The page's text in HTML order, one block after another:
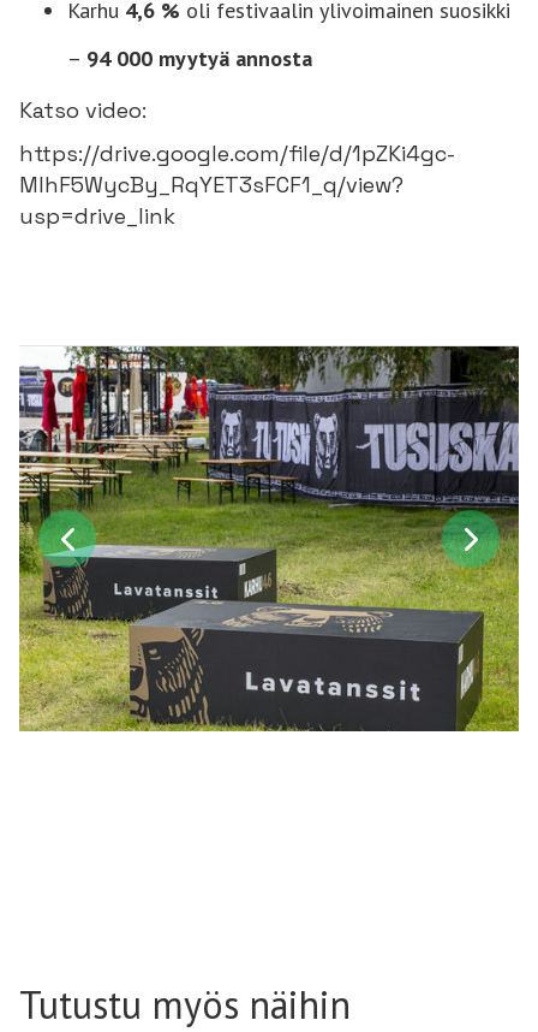
Karhu 4,6 % oli festivaalin ylivoimainen suosikki
– 94 000 myytyä annosta
Katso video:
https://drive.google.com/file/d/1pZKi4gc-
MlhF5WycBy_RqYET3sFCF1_q/view?
usp=drive_link
Tutustu myös näihin